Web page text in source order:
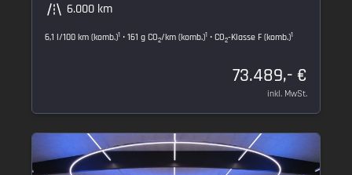
6.000 km
6,1 l/100 km (komb.)1 • 161 g CO2/km (komb.)1 • CO2-Klasse F (komb.)1
73.489,- €
inkl. MwSt.